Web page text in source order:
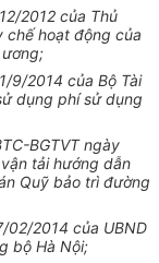
2012 của Thủ
chế hoạt động của
9/2014 của Bộ Tài
dụng phí sử dụng
BGTVT ngày
tải hướng dẫn
Quỹ bảo trì đường
02/2014 của UBND
bộ Hà Nội;